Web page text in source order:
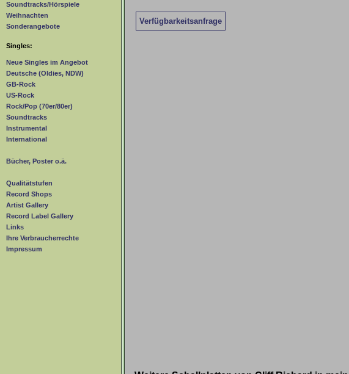
Soundtracks/Hörspiele
Weihnachten
Sonderangebote
Singles:
Neue Singles im Angebot
Deutsche (Oldies, NDW)
GB-Rock
US-Rock
Rock/Pop (70er/80er)
Soundtracks
Instrumental
International
Bücher, Poster o.ä.
Qualitätstufen
Record Shops
Artist Gallery
Record Label Gallery
Links
Ihre Verbraucherrechte
Impressum
Verfügbarkeitsanfrage